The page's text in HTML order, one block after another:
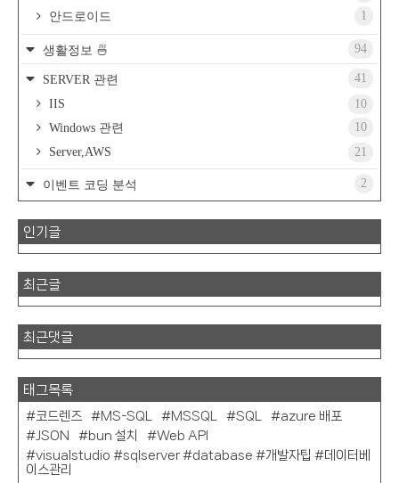
안드로이드
1
생활정보 🍜 94
SERVER 관련
41
IIS
10
Windows 관련
10
Server,AWS
21
이벤트 코딩 분석 2
인기글
최근글
최근댓글
태그목록
코드렌즈 MS-SQL MSSQL SQL
azure 배포
JSON
bun 설치
Web API
visualstudio #sqlserver #database #개발자팁 #데이터베
이스관리